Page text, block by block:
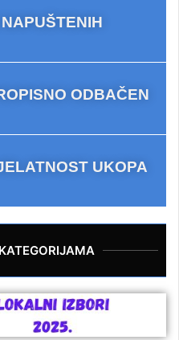
ODBAČEN
UKOPA